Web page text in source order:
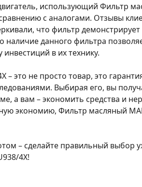
использующий Фильтр
с аналогами. Отзывы
что фильтр
данного фильтра
в их технику.
это не просто товар, это
Выбирая его, вы
а вам – экономить средства и
экономию, Фильтр масляный
– сделайте правильный выбор
4X!